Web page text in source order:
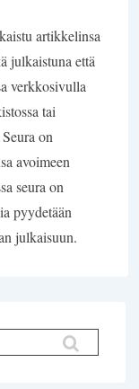
artikkelinsa
julkaistuna että
verkkosivulla
tai
on
avoimeen
seura on
pyydetään
julkaisuun.